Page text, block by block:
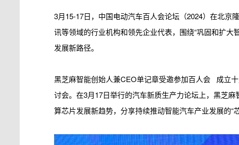
3月15-17日，中国电动汽车百人会论坛（2024）在北京
讯等领域的行业机构和领先企业代表，围绕“巩固和扩
发展新路径。
黑芝麻智能创始人兼CEO单记章受邀参加百人会
成立
讨会。在3月17日举行的汽车新质生产力论坛上，黑芝
算芯片发展新趋势，分享持续推动智能汽车产业发展的“芯